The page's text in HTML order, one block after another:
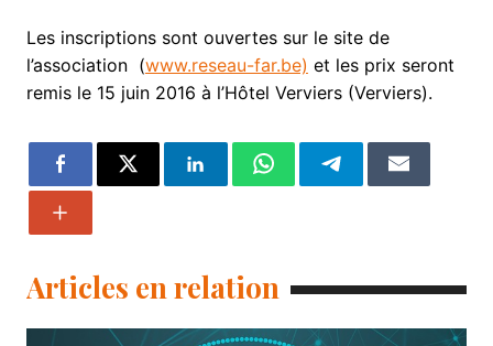
Les inscriptions sont ouvertes sur le site de
l’association (www.reseau-far.be) et les prix seront
remis le 15 juin 2016 à l’Hôtel Verviers (Verviers).
Articles en relation